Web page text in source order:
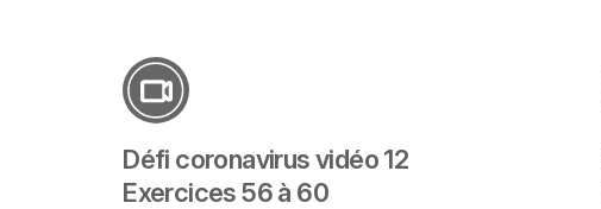
Défi coronavirus vidéo 12
Exercices 56 à 60